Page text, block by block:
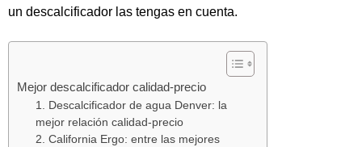
un descalcificador las tengas en cuenta.
Mejor descalcificador calidad-precio
1. Descalcificador de agua Denver: la
mejor relación calidad-precio
2. California Ergo: entre las mejores